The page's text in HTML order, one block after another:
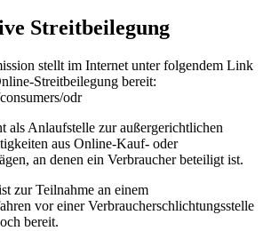
Streitbeilegung
stellt im Internet unter folgendem Link
Streitbeilegung bereit:
odr
als Anlaufstelle zur außergerichtlichen
aus Online-Kauf- oder
an denen ein Verbraucher beteiligt ist.
zur Teilnahme an einem
vor einer Verbraucherschlichtungsstelle
bereit.